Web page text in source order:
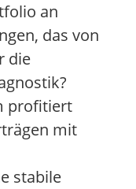
an
das von
die
profitiert
mit
stabile